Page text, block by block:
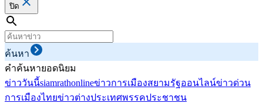
ปิด
ค้นหา
คำค้นหายอดนิยม
ข่าววันนี้siamrathonlineข่าวการเมืองสยามรัฐออนไลน์ข่าวด่วน
การเมืองไทยข่าวต่างประเทศพรรคประชาชน